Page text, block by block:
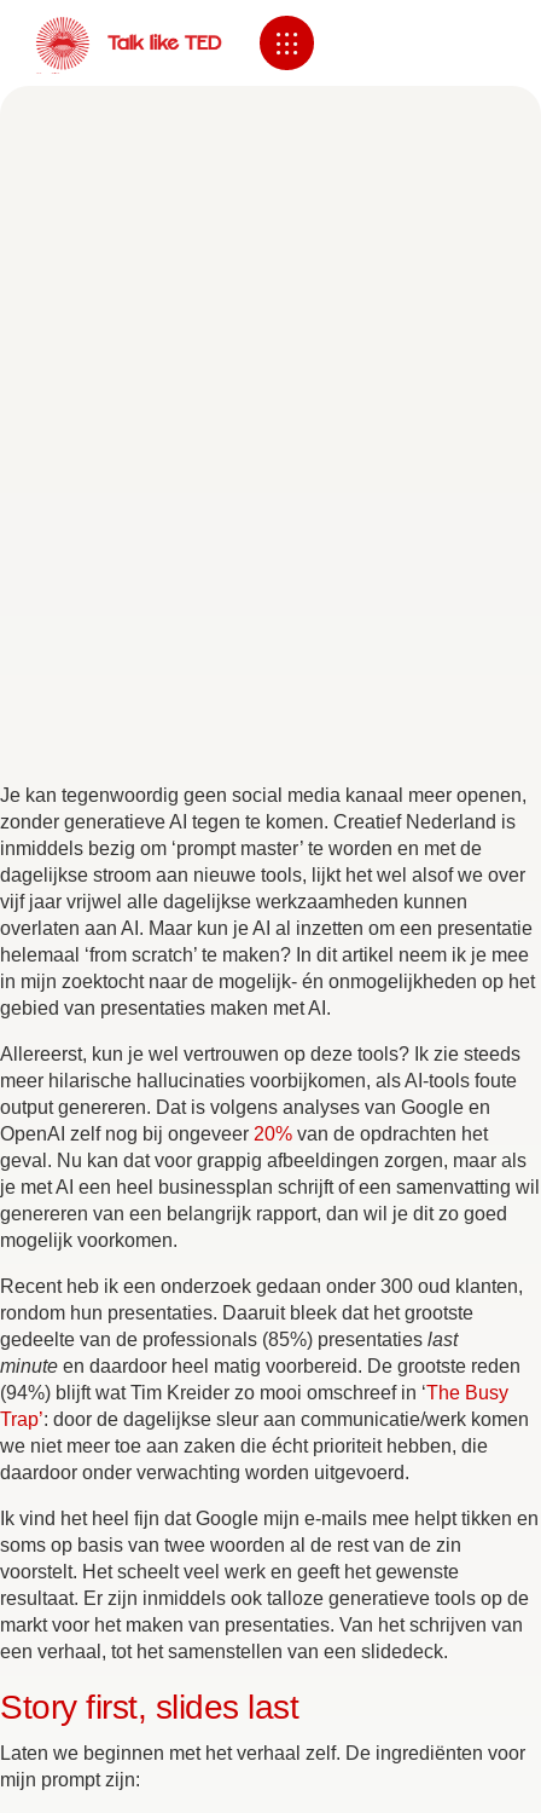
Je kan tegenwoordig geen social media kanaal meer openen,
zonder generatieve AI tegen te komen. Creatief Nederland is
inmiddels bezig om ‘prompt master’ te worden en met de
dagelijkse stroom aan nieuwe tools, lijkt het wel alsof we over
vijf jaar vrijwel alle dagelijkse werkzaamheden kunnen
overlaten aan AI. Maar kun je AI al inzetten om een presentatie
helemaal ‘from scratch’ te maken? In dit artikel neem ik je mee
in mijn zoektocht naar de mogelijk- én onmogelijkheden op het
gebied van presentaties maken met AI.
Allereerst, kun je wel vertrouwen op deze tools? Ik zie steeds
meer hilarische hallucinaties voorbijkomen, als AI-tools foute
output genereren. Dat is volgens analyses van Google en
OpenAI zelf nog bij ongeveer 20% van de opdrachten het
geval. Nu kan dat voor grappig afbeeldingen zorgen, maar als
je met AI een heel businessplan schrijft of een samenvatting wil
genereren van een belangrijk rapport, dan wil je dit zo goed
mogelijk voorkomen.
Recent heb ik een onderzoek gedaan onder 300 oud klanten,
rondom hun presentaties. Daaruit bleek dat het grootste
gedeelte van de professionals (85%) presentaties last
minute en daardoor heel matig voorbereid. De grootste reden
(94%) blijft wat Tim Kreider zo mooi omschreef in ‘The Busy
Trap’: door de dagelijkse sleur aan communicatie/werk komen
we niet meer toe aan zaken die écht prioriteit hebben, die
daardoor onder verwachting worden uitgevoerd.
Ik vind het heel fijn dat Google mijn e-mails mee helpt tikken en
soms op basis van twee woorden al de rest van de zin
voorstelt. Het scheelt veel werk en geeft het gewenste
resultaat. Er zijn inmiddels ook talloze generatieve tools op de
markt voor het maken van presentaties. Van het schrijven van
een verhaal, tot het samenstellen van een slidedeck.
Story first, slides last
Laten we beginnen met het verhaal zelf. De ingrediënten voor
mijn prompt zijn: